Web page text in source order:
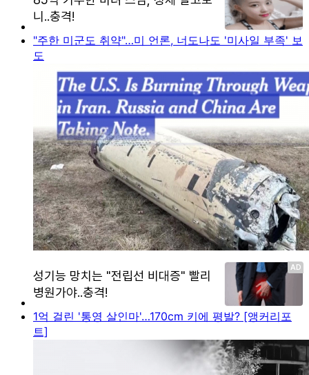
"주한 미군도 취약"…미 언론, 너도나도 '미사일 부족' 보
도
1억 걸린 '통영 살인마'…170cm 키에 평발? [앵커리포
트]